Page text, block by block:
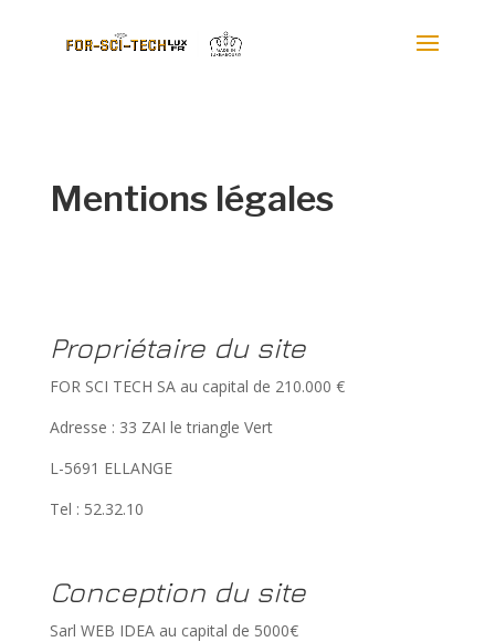
Mentions légales
Propriétaire du site
FOR SCI TECH SA au capital de 210.000 €
Adresse : 33 ZAI le triangle Vert
L-5691 ELLANGE
Tel : 52.32.10
Conception du site
Sarl WEB IDEA au capital de 5000€